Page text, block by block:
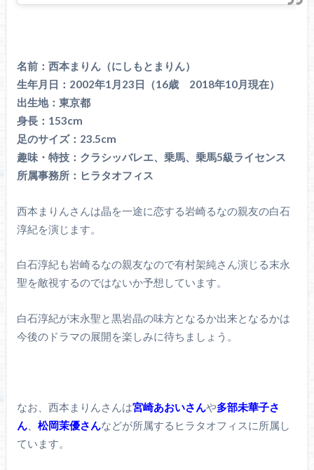
名前：西本まりん（にしもとまりん）
生年月日：2002年1月23日（16歳 2018年10月現在）
出生地：東京都
身長：153cm
足のサイズ：23.5cm
趣味・特技：クラシッバレエ、乗馬、乗馬5級ライセンス
所属事務所：ヒラタオフィス
西本まりんさんは晶を一途に恋する岩崎るなの親友の白石
淳紀を演じます。
白石淳紀も岩崎るなの親友なので有村架純さん演じる末永
聖を敵視するのではないか予想しています。
白石淳紀が末永聖と黒岩晶の味方となるか出来となるかは
今後のドラマの展開を楽しみに待ちましょう。
なお、西本まりんさんは宮崎あおいさんや多部未華子さ
ん、 松岡茉優さんなどが所属するヒラタオフィスに所属し
ています。